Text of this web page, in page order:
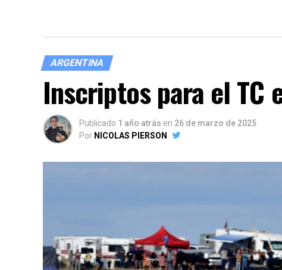
ARGENTINA
Inscriptos para el TC
Publicado 1 año atrás en 26 de marzo de 2025
Por NICOLAS PIERSON